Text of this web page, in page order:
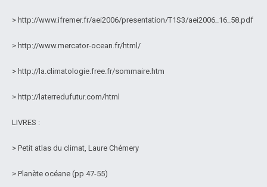
> http://www.ifremer.fr/aei2006/presentation/T1S3/aei2006_16_58.pdf
> http://www.mercator-ocean.fr/html/
> http://la.climatologie.free.fr/sommaire.htm
> http://laterredufutur.com/html
LIVRES :
> Petit atlas du climat, Laure Chémery
> Planète océane (pp 47-55)